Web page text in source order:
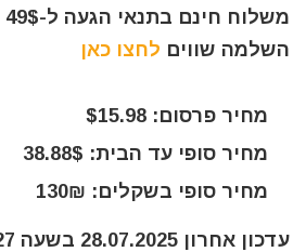
השלמה שווים לחצו כאן
מחיר פרסום: $15.98
מחיר סופי עד הבית: 38.88$
מחיר סופי בשקלים: 130₪
עדכון אחרון 28.07.2025 בשעה 18:27